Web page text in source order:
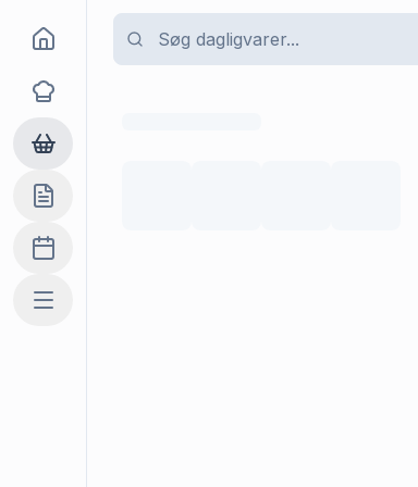
Goma
Opskrifter
Dagligvarer
Indkøbslisten
Madplan
Mere